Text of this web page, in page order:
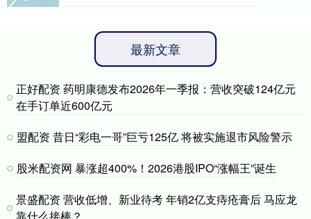
最新文章
正好配资 药明康德发布2026年一季报：营收突破124亿元
在手订单近600亿元
盟配资 昔日“彩电一哥”巨亏125亿 将被实施退市风险警示
股米配资网 暴涨超400%！2026港股IPO“涨幅王”诞生
景盛配资 营收低增、新业待考 年销2亿支痔疮膏后 马应龙